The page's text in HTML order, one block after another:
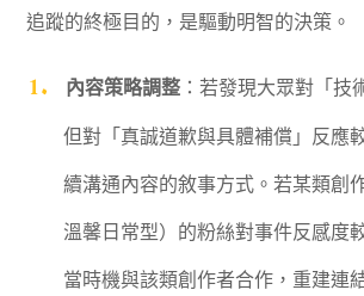
追蹤的終極目的，是驅動明智的決策。
內容策略調整：若發現大眾對「技
但對「真誠道歉與具體補償」反應
續溝通內容的敘事方式。若某類創
溫馨日常型）的粉絲對事件反感度
當時機與該類創作者合作，重建連